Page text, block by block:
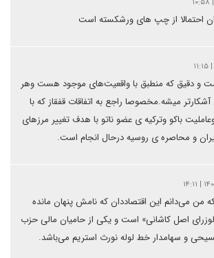
احتمالا از چپ های ورشکسته است
و دقیق که منطبق با واقعیت‌های موجود هست وهر
میشه.مخصوصا راجع به اتفاقات قفقاز که با
باکو وترکیه ی عضو ناتو با هدف تغییر مرزهای
و محاصره ی روسیه درحال انجام است.
من می‌دانم این اقتصاددان که نامش پنهان مانده
اصل کاشانی» است و یکی از حامیان مالی حزب
و سهامدار خط لوله نورث استریم می‌باشد.